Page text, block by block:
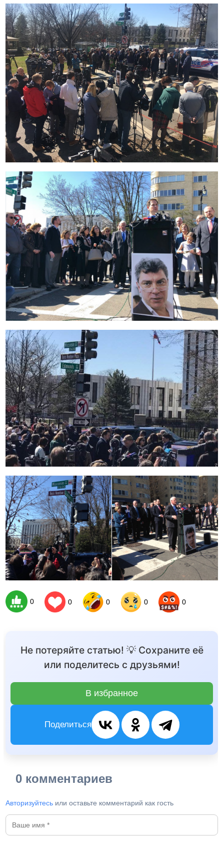
0 0 0 0 0
Не потеряйте статью! 💡 Сохраните её
или поделитесь с друзьями!
В избранное
Поделиться
0 комментариев
Авторизуйтесь или оставьте комментарий как гость